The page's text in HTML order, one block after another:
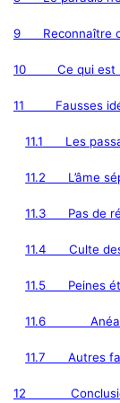
9 Reconnaître
10 Ce qui est
11 Fausses
11.1 Les
11.2 L’âme
11.3 Pas de
11.4 Culte
11.5 Peines
11.6
11.7 Autres
12